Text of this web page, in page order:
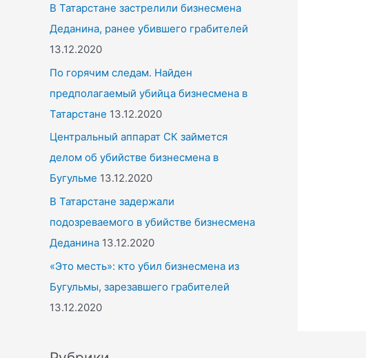
В Татарстане застрелили бизнесмена
Деданина, ранее убившего грабителей
13.12.2020
По горячим следам. Найден
предполагаемый убийца бизнесмена в
Татарстане 13.12.2020
Центральный аппарат СК займется
делом об убийстве бизнесмена в
Бугульме 13.12.2020
В Татарстане задержали
подозреваемого в убийстве бизнесмена
Деданина 13.12.2020
«Это месть»: кто убил бизнесмена из
Бугульмы, зарезавшего грабителей
13.12.2020